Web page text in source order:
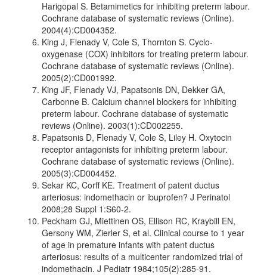
Harigopal S. Betamimetics for inhibiting preterm labour.
Cochrane database of systematic reviews (Online).
2004(4):CD004352.
King J, Flenady V, Cole S, Thornton S. Cyclo-
oxygenase (COX) inhibitors for treating preterm labour.
Cochrane database of systematic reviews (Online).
2005(2):CD001992.
King JF, Flenady VJ, Papatsonis DN, Dekker GA,
Carbonne B. Calcium channel blockers for inhibiting
preterm labour. Cochrane database of systematic
reviews (Online). 2003(1):CD002255.
Papatsonis D, Flenady V, Cole S, Liley H. Oxytocin
receptor antagonists for inhibiting preterm labour.
Cochrane database of systematic reviews (Online).
2005(3):CD004452.
Sekar KC, Corff KE. Treatment of patent ductus
arteriosus: indomethacin or ibuprofen? J Perinatol
2008;28 Suppl 1:S60-2.
Peckham GJ, Miettinen OS, Ellison RC, Kraybill EN,
Gersony WM, Zierler S, et al. Clinical course to 1 year
of age in premature infants with patent ductus
arteriosus: results of a multicenter randomized trial of
indomethacin. J Pediatr 1984;105(2):285-91.